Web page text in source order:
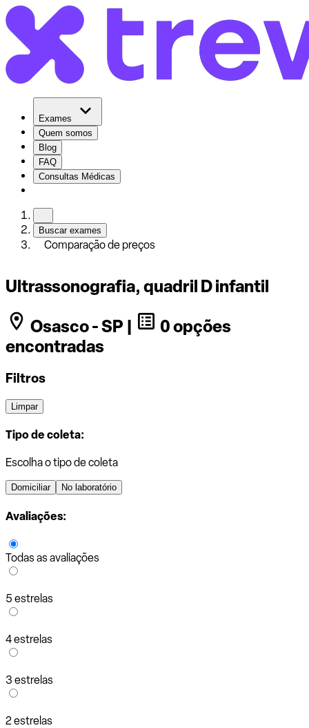
Exames
Quem somos
Blog
FAQ
Consultas Médicas
Buscar exames
Comparação de preços
Ultrassonografia, quadril D infantil
Osasco - SP |
0 opções
encontradas
Filtros
Limpar
Tipo de coleta:
Escolha o tipo de coleta
Domiciliar No laboratório
Avaliações:
Todas as avaliações
5 estrelas
4 estrelas
3 estrelas
2 estrelas